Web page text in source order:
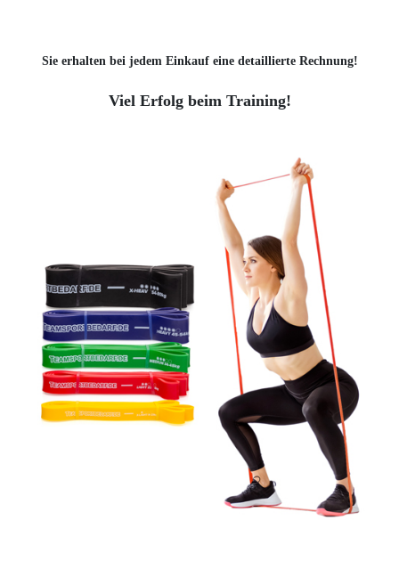
Sie erhalten bei jedem Einkauf eine detaillierte Rechnung!
Viel Erfolg beim Training!